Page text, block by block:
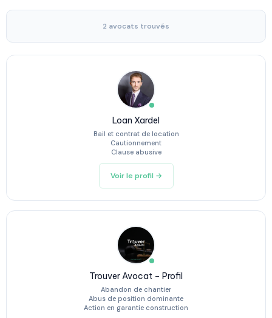
2 avocats trouvés
Loan Xardel
Bail et contrat de location
Cautionnement
Clause abusive
Voir le profil →
Trouver Avocat – Profil
Abandon de chantier
Abus de position dominante
Action en garantie construction